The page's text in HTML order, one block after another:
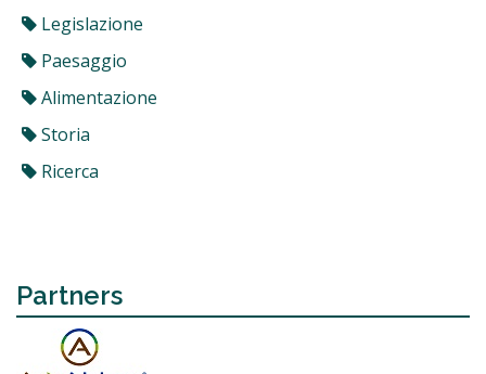
Legislazione
Paesaggio
Alimentazione
Storia
Ricerca
Partners